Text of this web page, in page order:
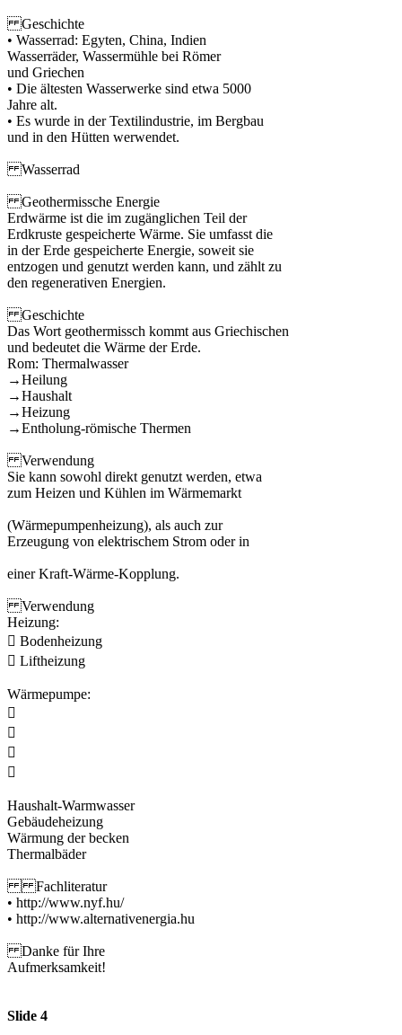
Geschichte
• Wasserrad: Egyten, China, Indien
Wasserräder, Wassermühle bei Römer
und Griechen
• Die ältesten Wasserwerke sind etwa 5000
Jahre alt.
• Es wurde in der Textilindustrie, im Bergbau
und in den Hütten werwendet.
Wasserrad
Geothermissche Energie
Erdwärme ist die im zugänglichen Teil der
Erdkruste gespeicherte Wärme. Sie umfasst die
in der Erde gespeicherte Energie, soweit sie
entzogen und genutzt werden kann, und zählt zu
den regenerativen Energien.
Geschichte
Das Wort geothermissch kommt aus Griechischen
und bedeutet die Wärme der Erde.
Rom: Thermalwasser
→Heilung
→Haushalt
→Heizung
→Entholung-römische Thermen
Verwendung
Sie kann sowohl direkt genutzt werden, etwa
zum Heizen und Kühlen im Wärmemarkt
(Wärmepumpenheizung), als auch zur
Erzeugung von elektrischem Strom oder in
einer Kraft-Wärme-Kopplung.
Verwendung
Heizung:
 Bodenheizung
 Liftheizung
Wärmepumpe:




Haushalt-Warmwasser
Gebäudeheizung
Wärmung der becken
Thermalbäder
Fachliteratur
• http://www.nyf.hu/
• http://www.alternativenergia.hu
Danke für Ihre
Aufmerksamkeit!
Slide 4